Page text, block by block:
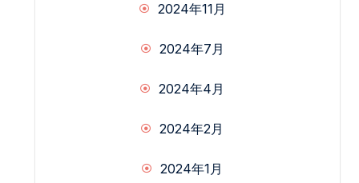
2024年11月
2024年7月
2024年4月
2024年2月
2024年1月